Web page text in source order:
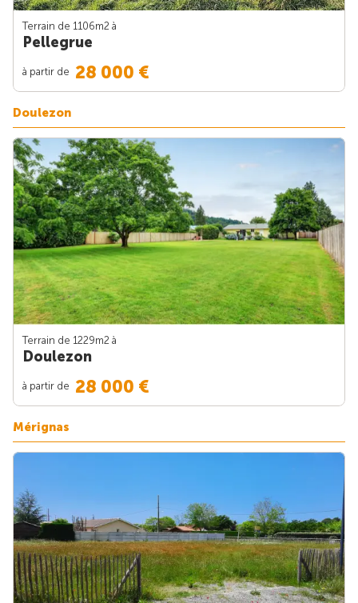
Terrain de 1106m2 à
Pellegrue
à partir de 28 000 €
Doulezon
Terrain de 1229m2 à
Doulezon
à partir de 28 000 €
Mérignas